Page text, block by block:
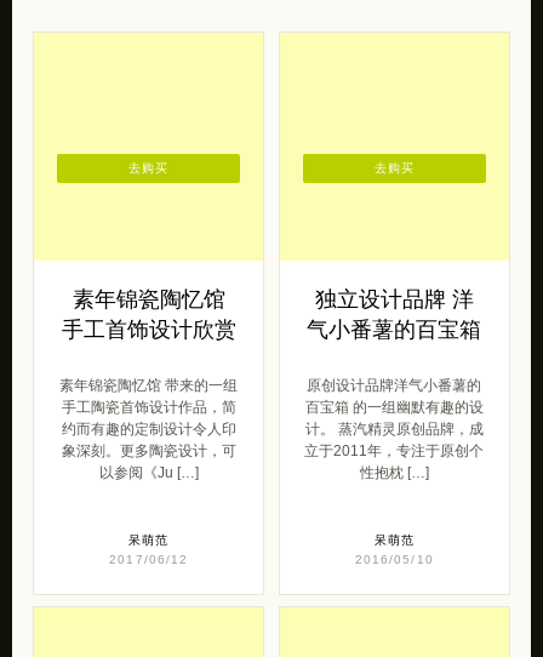
素年锦瓷陶忆馆
手工首饰设计欣赏
素年锦瓷陶忆馆 带来的一组
手工陶瓷首饰设计作品，简
约而有趣的定制设计令人印
象深刻。更多陶瓷设计，可
以参阅《Ju […]
呆萌范
2017/06/12
去购买
独立设计品牌 洋
气小番薯的百宝箱
原创设计品牌洋气小番薯的
百宝箱 的一组幽默有趣的设
计。 蒸汽精灵原创品牌，成
立于2011年，专注于原创个
性抱枕 […]
呆萌范
2016/05/10
去购买